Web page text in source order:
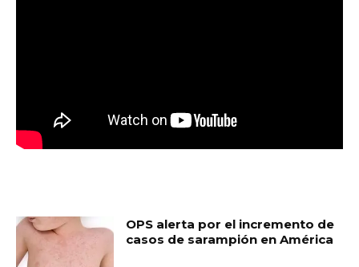
OPS alerta por el incremento de
casos de sarampión en América